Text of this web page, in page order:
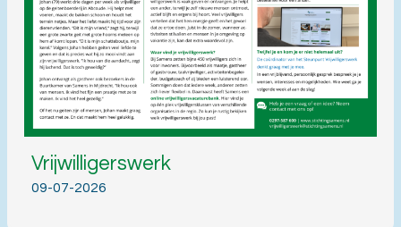
Vrijwilligerswerk
09-07-2026